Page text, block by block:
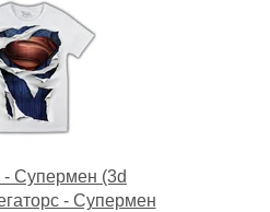
- Супермен (3d
- Супермен